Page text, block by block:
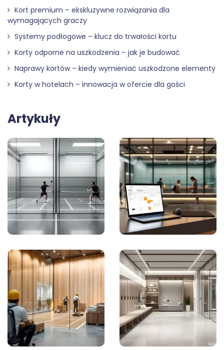
Kort premium – ekskluzywne rozwiązania dla
wymagających graczy
Systemy podłogowe – klucz do trwałości kortu
Korty odporne na uszkodzenia – jak je budować
Naprawy kortów – kiedy wymieniać uszkodzone elementy
Korty w hotelach – innowacja w ofercie dla gości
Artykuły